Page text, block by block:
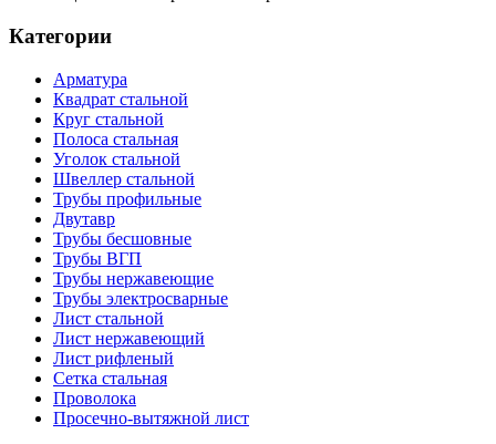
Категории
Арматура
Квадрат стальной
Круг стальной
Полоса стальная
Уголок стальной
Швеллер стальной
Трубы профильные
Двутавр
Трубы бесшовные
Трубы ВГП
Трубы нержавеющие
Трубы электросварные
Лист стальной
Лист нержавеющий
Лист рифленый
Сетка стальная
Проволока
Просечно-вытяжной лист